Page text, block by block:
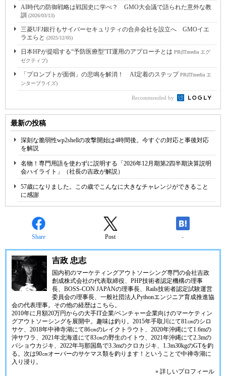
AI時代の防御戦略は戦国史に学べ？ GMO大会議で語られた意外な教
訓
(2026/03/13)
三菱UFJ銀行もサイバーセキュリティの合弁会社を設立へ GMOイエ
ラエらと (2025/12/05)
日本HPが提唱する“予防医療型”IT運用のアプローチとは PR(ITmedia エグ
ゼクティブ)
「プロンプトが面倒」の悲鳴を解消！ AI定着のステップPR(ITmedia エ
ンタープライズ)
Recommended by
最新の投稿
深刻な脆弱性wp2shellの攻撃開始は4時間後。今すぐの対応と事後対応
を解説
名物！専門用語を使わずに説明する「2026年12月期第2四半期決算説明
会ハイライト」（社長の吉政が解説）
57歳になりました。この歳でこんなに大きなチャレンジができること
に感謝
Share Post -
吉政 忠志
国内初のマーケティングアウトソーシング専門の会社吉政
創成株式会社の代表取締役、 PHP技術者認定機構の理事
長、 BOSS-CON JAPANの理事長、 Rails技術者認定試験運営
委員会の理事長、 一般社団法人Pythonエンジニア育成推進協
会の代表理事。その他の経歴はこちら 。
2010年に月額20万円からの大手IT企業/ベンチャー企業向けのマーケティン
グアウトソーシングを展開中。趣味は釣り。2015年手取川にて81㎝のシロ
サケ、2018年中禅寺湖にて86㎝のレイクトラウト、2020年沖縄にて1.6mの
沖サワラ、2021年北海道にて83㎝の野生のイトウ、2021年沖縄にて2.3mの
バショウカジキ、2022年与那国島で3.3mのクロカジキ、1.3m30kgのGTを釣
る。次は90㎝オーバーのサケマス類を釣ります！ということで中禅寺湖に
入り浸り。
» 詳しいプロフィール